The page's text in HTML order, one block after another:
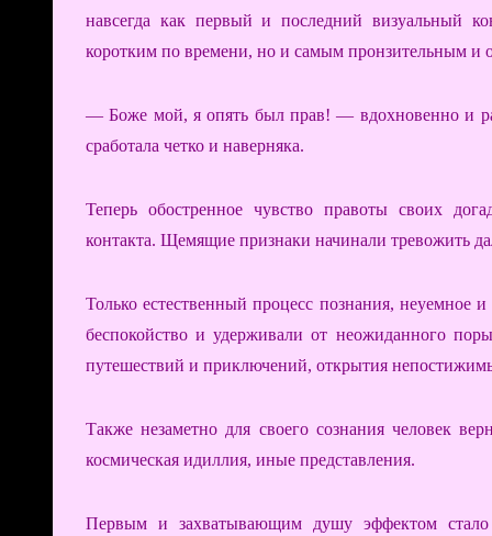
навсегда как первый и последний визуальный
коротким по времени, но и самым пронзительным и
— Боже мой, я опять был прав! — вдохновенно и
сработала четко и наверняка.
Теперь обостренное чувство правоты своих
контакта. Щемящие признаки начинали тревожить
Только естественный процесс познания, неуемное
беспокойство и удерживали от неожиданного
путешествий и приключений, открытия
Также незаметно для своего сознания человек
космическая идиллия, иные представления.
Первым и захватывающим душу эффектом стало